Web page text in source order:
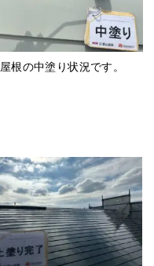
屋根の中塗り状況です。